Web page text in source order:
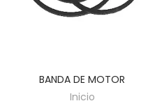
AÑADIR AL CARRITO
BANDA DE MOTOR
Inicio